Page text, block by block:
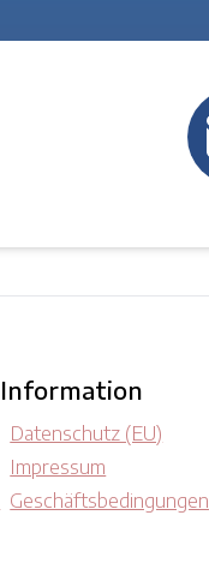
Information
Datenschutz (EU)
Impressum
Geschäftsbedingungen